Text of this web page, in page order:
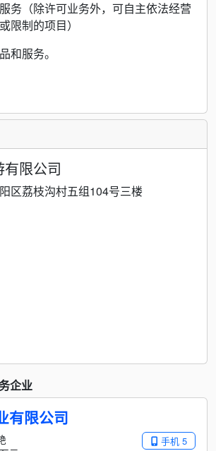
务（除许可业务外，可自主依法经营
限制的项目）
和服务。
限公司
区荔枝沟村五组104号三楼
企业
有限公司
手机 5